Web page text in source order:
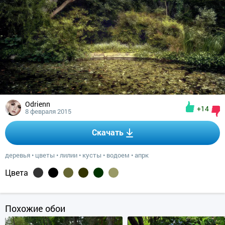
Odrienn
8 февраля 2015 +14
Скачать
деревья • цветы •лилии • кусты • водоем •апрк
Цвета
Похожие обои